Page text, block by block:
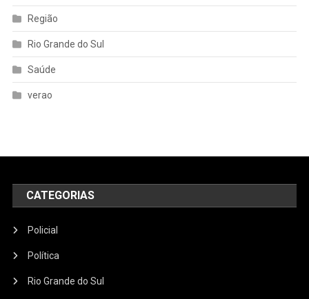
Região
Rio Grande do Sul
Saúde
verao
CATEGORIAS
Policial
Política
Rio Grande do Sul